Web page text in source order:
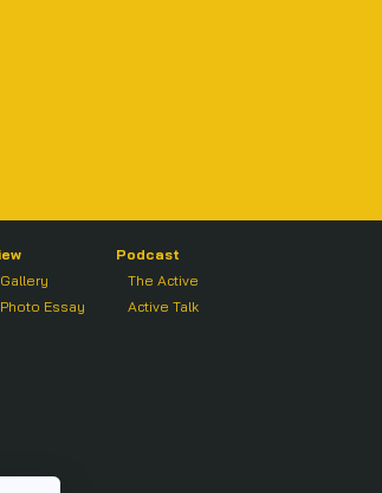
Gallery
Photo Essay
Podcast
The Active
Active Talk